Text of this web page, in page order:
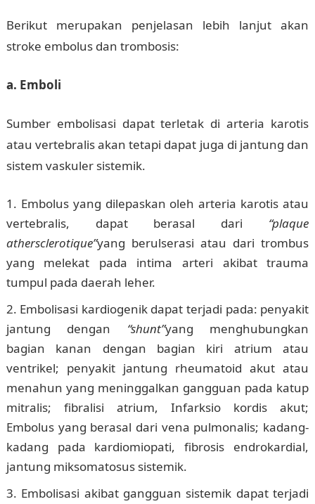
Berikut merupakan penjelasan lebih lanjut akan
stroke embolus dan trombosis:
a. Emboli
Sumber embolisasi dapat terletak di arteria karotis
atau vertebralis akan tetapi dapat juga di jantung dan
sistem vaskuler sistemik.
Embolus yang dilepaskan oleh arteria karotis atau
vertebralis, dapat berasal dari “plaque
athersclerotique”yang berulserasi atau dari trombus
yang melekat pada intima arteri akibat trauma
tumpul pada daerah leher.
Embolisasi kardiogenik dapat terjadi pada: penyakit
jantung dengan “shunt”yang menghubungkan
bagian kanan dengan bagian kiri atrium atau
ventrikel; penyakit jantung rheumatoid akut atau
menahun yang meninggalkan gangguan pada katup
mitralis; fibralisi atrium, Infarksio kordis akut;
Embolus yang berasal dari vena pulmonalis; kadang-
kadang pada kardiomiopati, fibrosis endrokardial,
jantung miksomatosus sistemik.
Embolisasi akibat gangguan sistemik dapat terjadi